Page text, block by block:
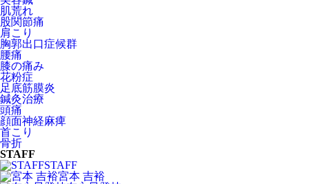
肌荒れ
股関節痛
肩こり
胸郭出口症候群
腰痛
膝の痛み
花粉症
足底筋膜炎
鍼灸治療
頭痛
顔面神経麻痺
首こり
骨折
STAFF
STAFF
宮本 吉裕